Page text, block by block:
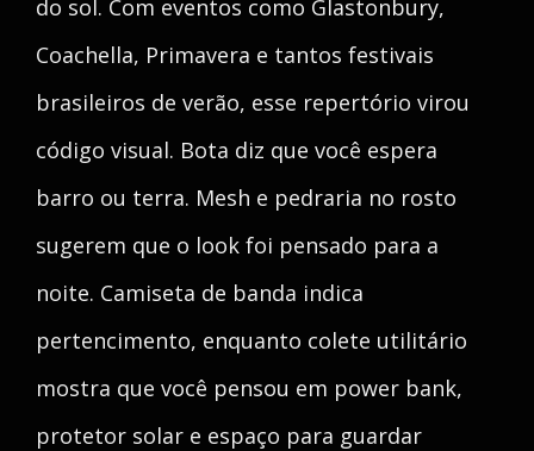
do sol. Com eventos como Glastonbury,
Coachella, Primavera e tantos festivais
brasileiros de verão, esse repertório virou
código visual. Bota diz que você espera
barro ou terra. Mesh e pedraria no rosto
sugerem que o look foi pensado para a
noite. Camiseta de banda indica
pertencimento, enquanto colete utilitário
mostra que você pensou em power bank,
protetor solar e espaço para guardar